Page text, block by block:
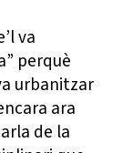
va
perquè
urbanitzar
ara
de la